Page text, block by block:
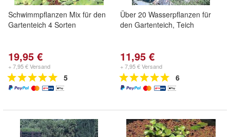
Schwimmpflanzen Mix für den
Gartenteich 4 Sorten
19,95 €
+ 7,95 € Versand
5
Über 20 Wasserpflanzen für
den Gartenteich, Teich
11,95 €
+ 7,95 € Versand
6